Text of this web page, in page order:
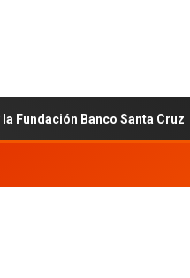
Banco Santa Cruz